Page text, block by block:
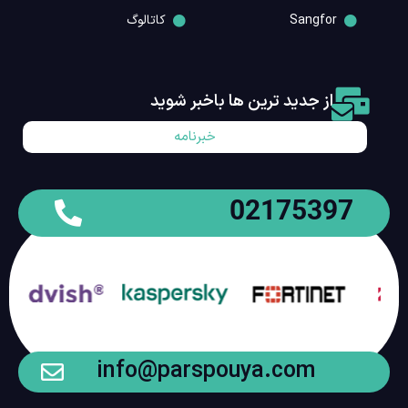
Sangfor
کاتالوگ
از جدید ترین ها باخبر شوید
خبرنامه
02175397
info@parspouya.com